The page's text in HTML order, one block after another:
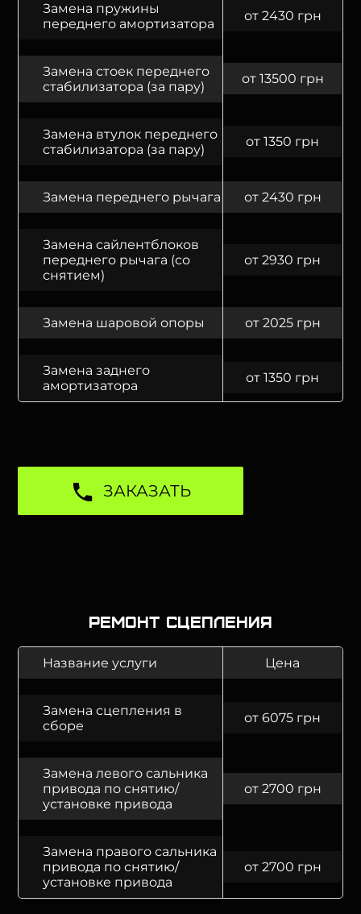
Замена пружины
переднего амортизатора
от 2430 грн
Замена стоек переднего
стабилизатора (за пару)
от 13500 грн
Замена втулок переднего
стабилизатора (за пару)
от 1350 грн
Замена переднего рычага от 2430 грн
Замена сайлентблоков
переднего рычага (со
снятием)
от 2930 грн
Замена шаровой опоры от 2025 грн
Замена заднего
амортизатора
от 1350 грн
ЗАКАЗАТЬ
Ремонт сцепления
Название услуги Цена
Замена сцепления в
сборе
от 6075 грн
Замена левого сальника
привода по снятию/
установке привода
от 2700 грн
Замена правого сальника
привода по снятию/
установке привода
от 2700 грн